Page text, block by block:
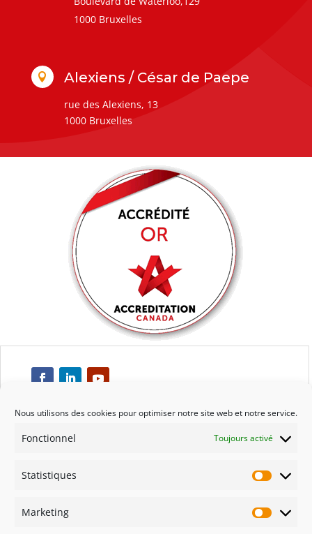
Nous utilisons des cookies pour optimiser notre site web et notre service.
Fonctionnel Toujours activé
Statistiques
Marketing
1000 Bruxelles
 Alexiens / César de Paepe
rue des Alexiens, 13
1000 Bruxelles
Respect
Engagement
Qualité